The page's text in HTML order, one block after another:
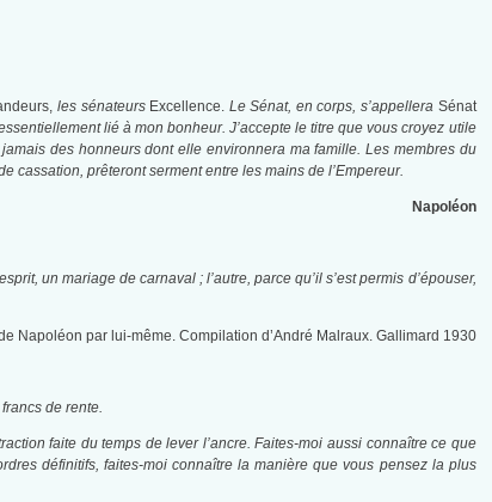
les sénateursExcellence. Le Sénat, en corps, s’appellera Sénat
lié à mon bonheur.J’accepte le titre que vous croyez utile
des honneurs dont elle environnera ma famille.Les membres du
cassation, prêteront serment entre les mains de l’Empereur.
Napoléon
un mariage de carnaval ; l’autre, parce qu’il s’est permis d’épouser,
Napoléon par lui-même. Compilation d’André Malraux. Gallimard 1930
de rente.
faite du temps de lever l’ancre. Faites-moi aussi connaître ce que
définitifs, faites-moi connaître la manière que vous pensez la plus